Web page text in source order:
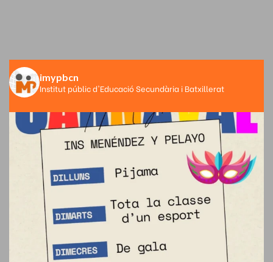
imypbcn
Institut públic d'Educació Secundària i Batxillerat